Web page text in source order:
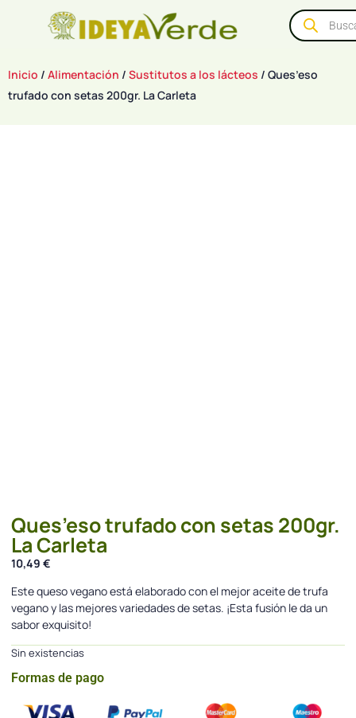
Inicio / Alimentación / Sustitutos a los lácteos / Ques’eso
trufado con setas 200gr. La Carleta
Ques’eso trufado con setas 200gr.
La Carleta
10,49 €
Este queso vegano está elaborado con el mejor aceite de trufa
vegano y las mejores variedades de setas. ¡Esta fusión le da un
sabor exquisito!
Sin existencias
Formas de pago